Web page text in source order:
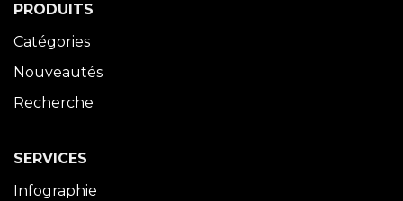
PRODUITS
Catégories
Nouveautés
Recherche
SERVICES
Infographie